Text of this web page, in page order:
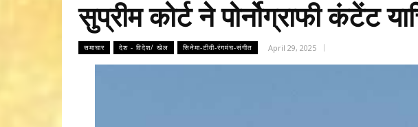
सुप्रीम कोर्ट ने पोर्नोग्राफी कंटेंट
समाचार देश - विदेश/ खेल सिनेमा-टीवी-रंगमंच-संगीत April 29, 2025